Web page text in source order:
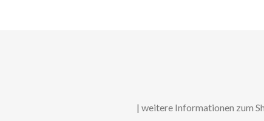
| weitere Informationen zum